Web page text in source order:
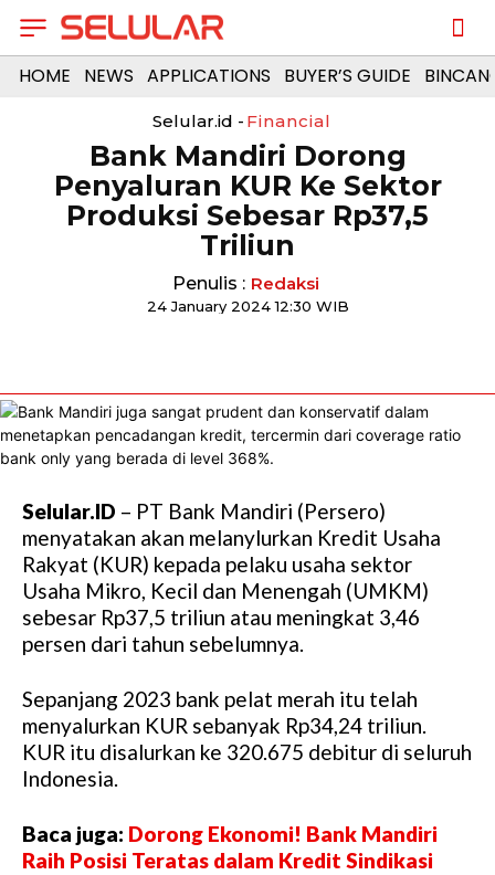
HOME NEWS APPLICATIONS BUYER’S GUIDE
Selular.id - Financial
Bank Mandiri Dorong
Penyaluran KUR Ke Sektor
Produksi Sebesar Rp37,5
Triliun
Penulis : Redaksi
24 January 2024 12:30 WIB
Selular.ID – PT Bank Mandiri (Persero)
menyatakan akan melanylurkan Kredit Usaha
Rakyat (KUR) kepada pelaku usaha sektor
Usaha Mikro, Kecil dan Menengah (UMKM)
sebesar Rp37,5 triliun atau meningkat 3,46
persen dari tahun sebelumnya.
Sepanjang 2023 bank pelat merah itu telah
menyalurkan KUR sebanyak Rp34,24 triliun.
KUR itu disalurkan ke 320.675 debitur di seluruh
Indonesia.
Baca juga: Dorong Ekonomi! Bank Mandiri
Raih Posisi Teratas dalam Kredit Sindikasi